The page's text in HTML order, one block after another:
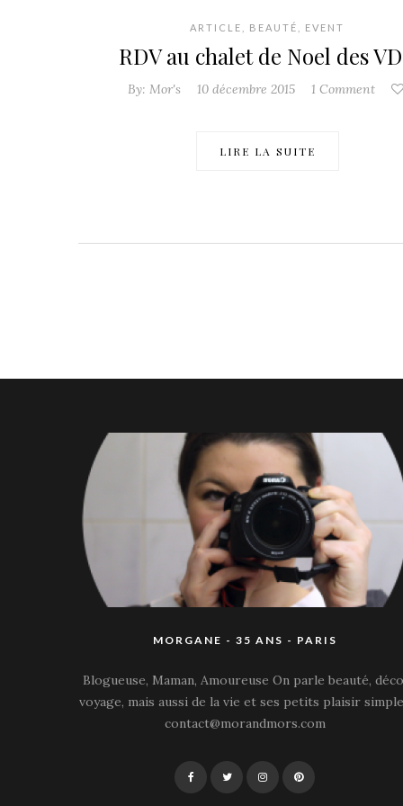
ARTICLE BEAUTÉ EVENT
RDV au chalet de Noel des
By: Mor's 10 décembre 2015 1 Comment
LIRE LA SUITE
MORGANE - 35 ANS - PARIS
Blogueuse, Maman, Amoureuse On parle beauté,
voyage, mais aussi de la vie et ses petits plaisir
contact@morandmors.com